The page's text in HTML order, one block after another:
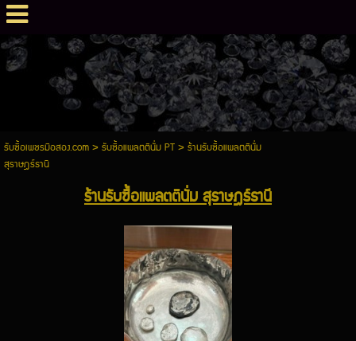
รับซื้อเพชรมือสอง.com> รับซื้อแพลตตินั่ม PT> ร้านรับซื้อแพลตตินั่ม
สุราษฎร์ธานี
ร้านรับซื้อแพลตตินั่ม สุราษฎร์ธานี